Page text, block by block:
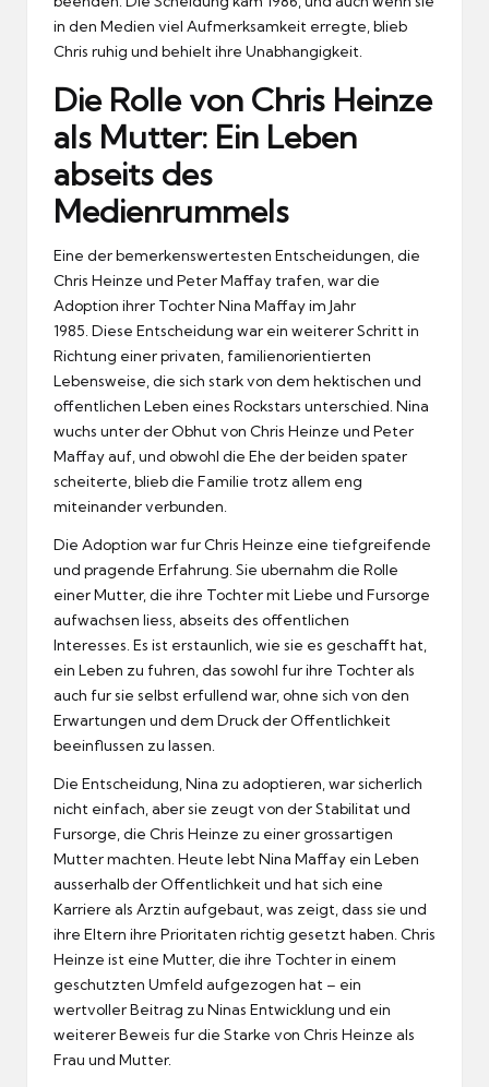
in den Medien viel Aufmerksamkeit erregte, blieb
Chris ruhig und behielt ihre Unabhangigkeit.
Die Rolle von Chris Heinze
als Mutter: Ein Leben
abseits des
Medienrummels
Eine der bemerkenswertesten Entscheidungen, die
Chris Heinze und Peter Maffay trafen, war die
Adoption ihrer Tochter Nina Maffay im Jahr
1985. Diese Entscheidung war ein weiterer Schritt in
Richtung einer privaten, familienorientierten
Lebensweise, die sich stark von dem hektischen und
offentlichen Leben eines Rockstars unterschied. Nina
wuchs unter der Obhut von Chris Heinze und Peter
Maffay auf, und obwohl die Ehe der beiden spater
scheiterte, blieb die Familie trotz allem eng
miteinander verbunden.
Die Adoption war fur Chris Heinze eine tiefgreifende
und pragende Erfahrung. Sie ubernahm die Rolle
einer Mutter, die ihre Tochter mit Liebe und Fursorge
aufwachsen liess, abseits des offentlichen
Interesses. Es ist erstaunlich, wie sie es geschafft hat,
ein Leben zu fuhren, das sowohl fur ihre Tochter als
auch fur sie selbst erfullend war, ohne sich von den
Erwartungen und dem Druck der Offentlichkeit
beeinflussen zu lassen.
Die Entscheidung, Nina zu adoptieren, war sicherlich
nicht einfach, aber sie zeugt von der Stabilitat und
Fursorge, die Chris Heinze zu einer grossartigen
Mutter machten. Heute lebt Nina Maffay ein Leben
ausserhalb der Offentlichkeit und hat sich eine
Karriere als Arztin aufgebaut, was zeigt, dass sie und
ihre Eltern ihre Prioritaten richtig gesetzt haben. Chris
Heinze ist eine Mutter, die ihre Tochter in einem
geschutzten Umfeld aufgezogen hat – ein
wertvoller Beitrag zu Ninas Entwicklung und ein
weiterer Beweis fur die Starke von Chris Heinze als
Frau und Mutter.